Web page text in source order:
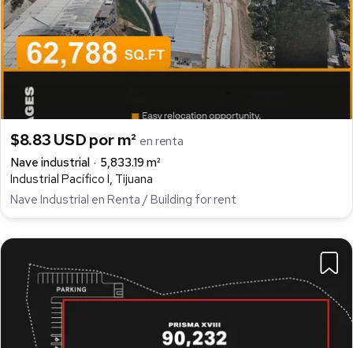
$8.83 USD por m² en renta
Nave industrial
5,833.19 m²
Industrial Pacífico I, Tijuana
Nave Industrial en Renta / Building for rent